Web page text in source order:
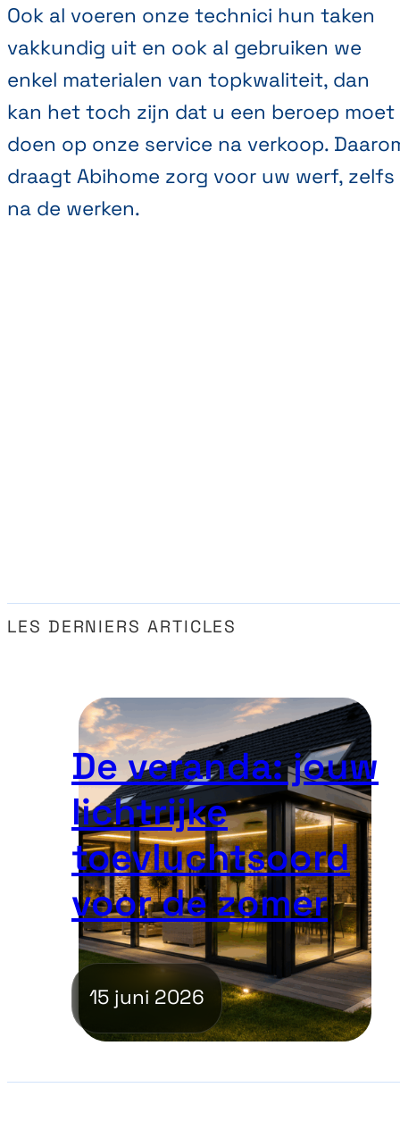
Ook al voeren onze technici hun taken
vakkundig uit en ook al gebruiken we
enkel materialen van topkwaliteit, dan
kan het toch zijn dat u een beroep moet
doen op onze service na verkoop.
draagt Abihome zorg voor uw werf, zelfs
na de werken.
LES DERNIERS ARTICLES
De veranda: jouw
lichtrijke
toevluchtsoord
voor de zomer
15 juni 2026